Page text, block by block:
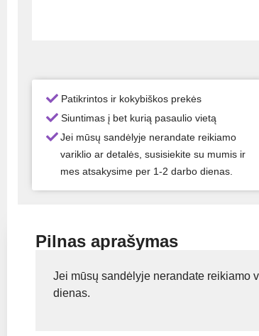
Patikrintos ir kokybiškos prekės
Siuntimas į bet kurią pasaulio vietą
Jei mūsų sandėlyje nerandate reikiamo
variklio ar detalės, susisiekite su mumis ir
mes atsakysime per 1-2 darbo dienas.
Pilnas aprašymas
Jei mūsų sandėlyje nerandate reikiamo
dienas.